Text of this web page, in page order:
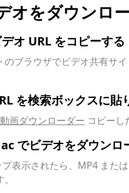
オをダウンロ
オ URL をコピーする
のブラウザでビデオ共有サ
を検索ボックスに貼
画ダウンローダー コピーし
でビデオをダウンロ
表示されたら、MP4 また